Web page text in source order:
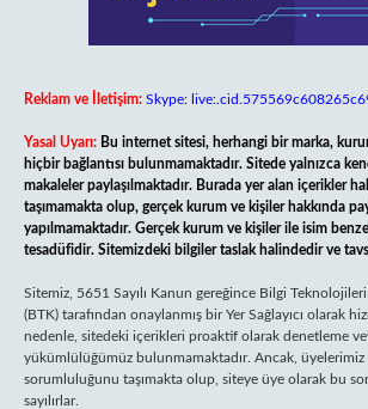
Reklam ve İletişim: Skype:
Yasal Uyarı: Bu internet sitesi, herhangi bir marka,
hiçbir bağlantısı bulunmamaktadır. Sitede yalnızca
makaleler paylaşılmaktadır. Burada yer alan içerikler
taşımamakta olup, gerçek kurum ve kişiler hakkında
yapılmamaktadır. Gerçek kurum ve kişiler ile isim
tesadüfidir. Sitemizdeki bilgiler taslak halindedir ve
Sitemiz, 5651 Sayılı Kanun gereğince Bilgi
(BTK) tarafından onaylanmış bir Yer Sağlayıcı olarak
nedenle, sitedeki içerikleri proaktif olarak denetleme
yükümlülüğümüz bulunmamaktadır. Ancak, üyelerimiz
sorumluluğunu taşımakta olup, siteye üye olarak bu
sayılırlar.